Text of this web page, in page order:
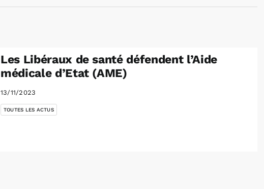
Les Libéraux de santé défendent l’Aide
médicale d’Etat (AME)
13/11/2023
TOUTES LES ACTUS